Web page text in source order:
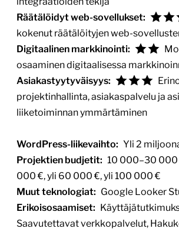
Räätälöidyt web-sovellukset:
kokenut räätälöityjen web-
Digitaalinen markkinointi:
osaaminen digitaalisessa
Asiakastyytyväisyys:
projektinhallinta, asiakaspalvelu ja
liiketoiminnan ymmärtäminen
WordPress-liikevaihto: Yli 2
Projektien budjetit: 10 000–30
000 €, yli 60 000 €, yli 100 000 €
Muut teknologiat: Google Looker
Erikoisosaamiset:
Saavutettavat verkkopalvelut,